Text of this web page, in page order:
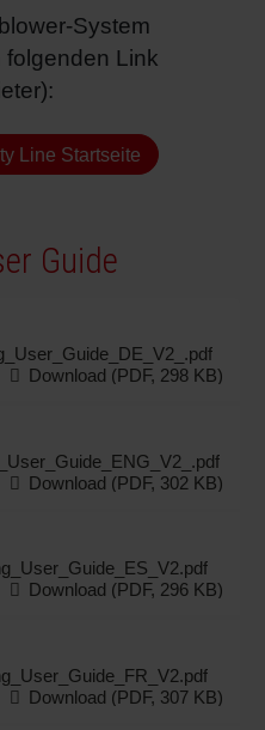
System
folgenden Link
Line Startseite
Guide
Download (PDF, 298 KB)
Download (PDF, 302 KB)
Download (PDF, 296 KB)
Download (PDF, 307 KB)